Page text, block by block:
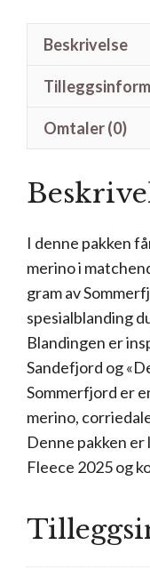
Beskrivelse
Omtaler (0)
I denne pakken
merino i
gram av
spesialblanding
Blandingen er
Sandefjord og
Sommerfjord er
merino,
Denne pakken
Fleece 2025 og